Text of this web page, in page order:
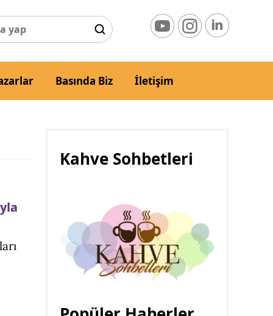
Basında Biz İletişim
Kahve Sohbetleri